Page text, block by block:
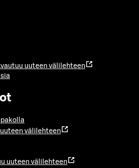
uuteen välilehteen
välilehteen
uuteen välilehteen